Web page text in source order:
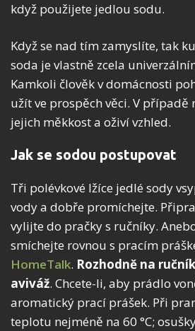
když použijete jedlou sodu.
Když se nad tím zamyslíte, tak
soda je vlastně zcela
Kamkoli člověk v domácnosti
užít ve prospěch věci. V
jejich měkkost a oživí vzhled.
Jak se sodou postupovat
Tři polévkové lžíce jedlé sody
vody a dobře promíchejte.
vylijte do pračky s ručníky.
smíchejte rovnou s pracím
HomeTalk. Rozhodně na
aviváž. Chcete-li, aby prádlo
aromatický prací prášek. Při
teplotu nejméně na 60 °C;